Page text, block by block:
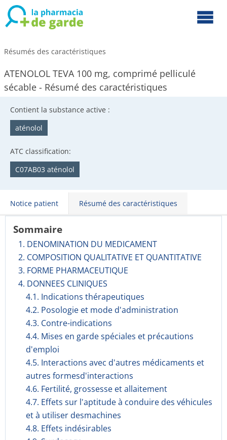
Résumés des caractéristiques
ATENOLOL TEVA 100 mg, comprimé pelliculé
sécable - Résumé des caractéristiques
Contient la substance active :
aténolol
ATC classification:
C07AB03 aténolol
Notice patient Résumé des caractéristiques
Sommaire
1. DENOMINATION DU MEDICAMENT
2. COMPOSITION QUALITATIVE ET QUANTITATIVE
3. FORME PHARMACEUTIQUE
4. DONNEES CLINIQUES
4.1. Indications thérapeutiques
4.2. Posologie et mode d'administration
4.3. Contre-indications
4.4. Mises en garde spéciales et précautions
d'emploi
4.5. Interactions avec d'autres médicaments et
autres formesd'interactions
4.6. Fertilité, grossesse et allaitement
4.7. Effets sur l'aptitude à conduire des véhicules
et à utiliser desmachines
4.8. Effets indésirables